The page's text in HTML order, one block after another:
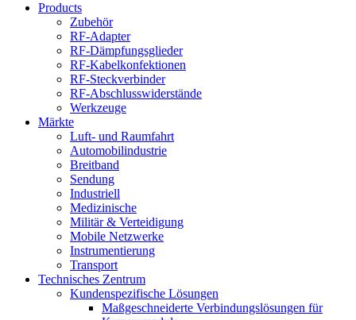
Products
Zubehör
RF-Adapter
RF-Dämpfungsglieder
RF-Kabelkonfektionen
RF-Steckverbinder
RF-Abschlusswiderstände
Werkzeuge
Märkte
Luft- und Raumfahrt
Automobilindustrie
Breitband
Sendung
Industriell
Medizinische
Militär & Verteidigung
Mobile Netzwerke
Instrumentierung
Transport
Technisches Zentrum
Kundenspezifische Lösungen
Maßgeschneiderte Verbindungslösungen für